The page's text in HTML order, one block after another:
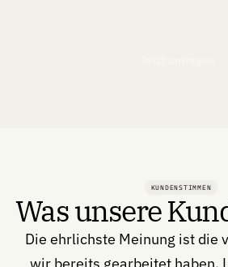
KUNDENSTIMMEN
Was unsere
Die ehrlichste Meinung ist die